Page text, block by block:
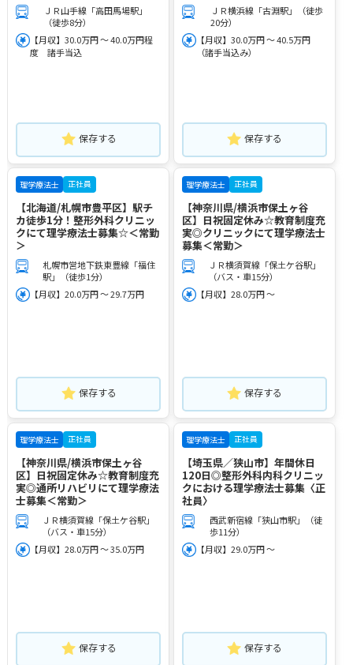
ＪＲ山手線「高田馬場駅」
（徒歩8分）
【月収】30.0万円 ～ 40.0万円程
度 諸手当込
保存する
ＪＲ横浜線「古淵駅」（徒歩
20分）
【月収】30.0万円 ～ 40.5万円
（諸手当込み）
保存する
理学療法士 正社員
【北海道/札幌市豊平区】駅チ
カ徒歩1分！整形外科クリニッ
クにて理学療法士募集☆＜常勤
＞
札幌市営地下鉄東豊線「福住
駅」（徒歩1分）
【月収】20.0万円 ～ 29.7万円
保存する
理学療法士 正社員
【神奈川県/横浜市保土ヶ谷
区】日祝固定休み☆教育制度充
実◎クリニックにて理学療法士
募集＜常勤＞
ＪＲ横須賀線「保土ケ谷駅」
（バス・車15分）
【月収】28.0万円 ～
保存する
理学療法士 正社員
【神奈川県/横浜市保土ヶ谷
区】日祝固定休み☆教育制度充
実◎通所リハビリにて理学療法
士募集＜常勤＞
ＪＲ横須賀線「保土ケ谷駅」
（バス・車15分）
【月収】28.0万円 ～ 35.0万円
保存する
理学療法士 正社員
【埼玉県／狭山市】年間休日
120日◎整形外科内科クリニッ
クにおける理学療法士募集〈正
社員〉
西武新宿線「狭山市駅」（徒
歩11分）
【月収】29.0万円 ～
保存する